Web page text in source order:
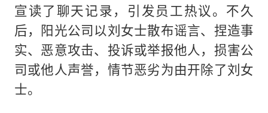
宣读了聊天记录，引发员工热议。不久
后，阳光公司以刘女士散布谣言、捏造事
实、恶意攻击、投诉或举报他人，损害公
司或他人声誉，情节恶劣为由开除了刘女
士。